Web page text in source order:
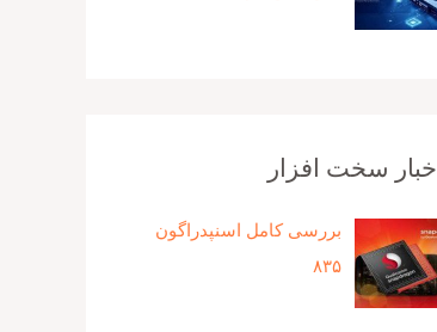
اخبار سخت افزار
بررسی کامل اسنپدراگون
۸۳۵